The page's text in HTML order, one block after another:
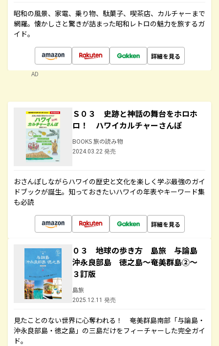
昭和の風景、家電、乗り物、駄菓子、喫茶店、カルチャーまで
網羅。懐かしさと驚きが詰まった昭和レトロの魅力を旅するガ
イド。
詳細を見る
AD
Ｓ０３ 史跡と神話の舞台をホロホ
ロ！ ハワイカルチャーさんぽ
BOOKS 旅の読み物
2024.03.22 発売
おさんぽしながらハワイの歴史と文化を楽しく学ぶ最強のガイ
ドブックが誕生。知っておきたいハワイの年表やキーワード集
も必読
詳細を見る
０３ 地球の歩き方 島旅 与論島
沖永良部島 徳之島～奄美群島②～
３訂版
島旅
2025.12.11 発売
見たことのない世界に心奪われる！ 奄美群島南部「与論島・
沖永良部島・徳之島」の三島だけをフィーチャーした完全ガイ
ド。